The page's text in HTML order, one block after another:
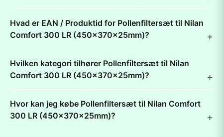
Hvad er EAN / Produktid for Pollenfiltersæt til Nilan
Comfort 300 LR (450x370x25mm)?
Hvilken kategori tilhører Pollenfiltersæt til Nilan
Comfort 300 LR (450x370x25mm)?
Hvor kan jeg købe Pollenfiltersæt til Nilan Comfort
300 LR (450x370x25mm)?